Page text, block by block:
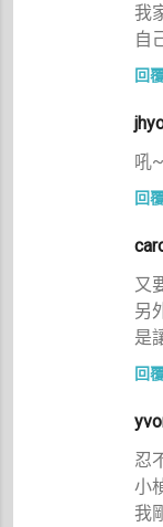
我
自
回
吼
回
又
另
是
回
忍
小
我